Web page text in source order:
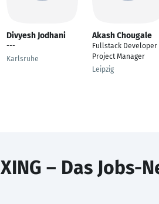
Divyesh Jodhani
---
Karlsruhe
Akash Chougale
Fullstack
Project Manager
Leipzig
XING – Das Jobs-